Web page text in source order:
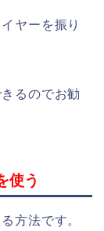
ヤーを振り
るのでお勧
使う
方法です。